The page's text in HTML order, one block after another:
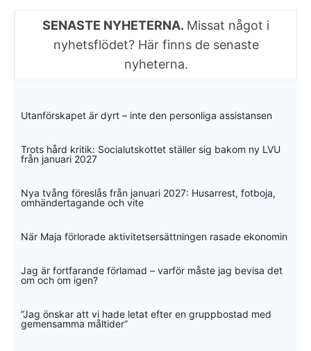
SENASTE NYHETERNA. Missat något i
nyhetsflödet? Här finns de senaste
nyheterna.
Utanförskapet är dyrt – inte den personliga assistansen
Trots hård kritik: Socialutskottet ställer sig bakom ny LVU
från januari 2027
Nya tvång föreslås från januari 2027: Husarrest, fotboja,
omhändertagande och vite
När Maja förlorade aktivitetsersättningen rasade ekonomin
Jag är fortfarande förlamad – varför måste jag bevisa det
om och om igen?
”Jag önskar att vi hade letat efter en gruppbostad med
gemensamma måltider”